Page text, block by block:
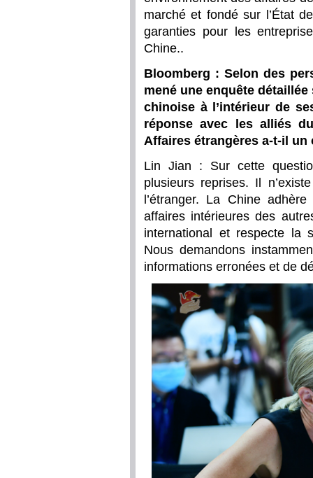
marché et fondé sur l’État
garanties pour les
Chine..
Bloomberg : Selon des
mené une enquête
chinoise à l’intérieur de
réponse avec les alliés
Affaires étrangères a-t-il un
Lin Jian : Sur cette
plusieurs reprises. Il
l’étranger. La Chine
affaires intérieures des
international et respecte la
Nous demandons
informations erronées et de